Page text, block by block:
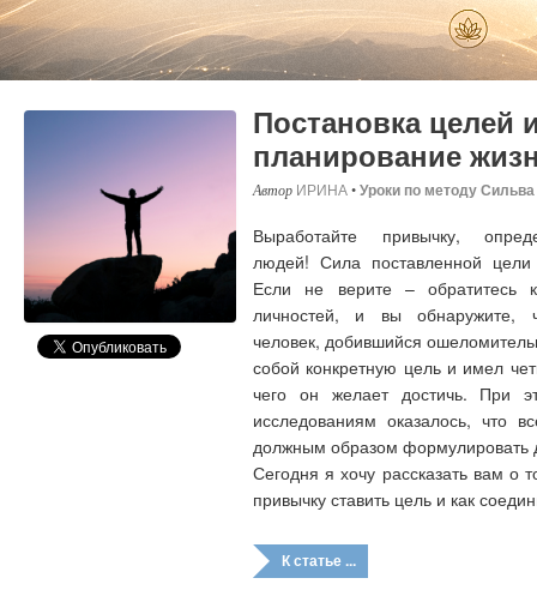
Постановка целей
планирование
ИРИНА•Уроки по методу Сильва
Выработайте привычку,
людей! Сила поставленной
Если не верите – обратитесь
личностей, и вы обнаружите,
человек, добившийся
собой конкретную цель и имел
чего он желает достичь. При
исследованиям оказалось, что
должным образом формулировать
Сегодня я хочу рассказать вам о
привычку ставить цель и как
К статье ...